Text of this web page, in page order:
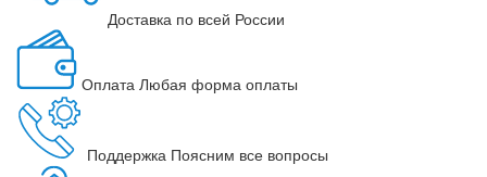
Доставка по всей России
Оплата Любая форма оплаты
Поддержка Поясним все вопросы